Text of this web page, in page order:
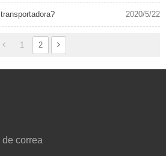
2020/5/22
1 2
correa